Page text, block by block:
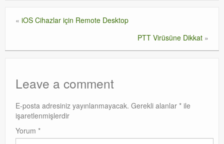
« iOS Cihazlar için Remote Desktop
PTT Virüsüne Dikkat »
Leave a comment
E-posta adresiniz yayınlanmayacak. Gerekli alanlar * ile
işaretlenmişlerdir
Yorum *